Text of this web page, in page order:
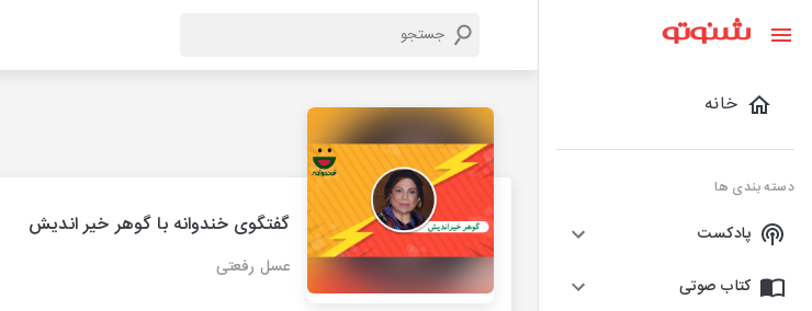
خانه
دسته بندی ها
پادکست
کتاب صوتی
گفتگوی خندوانه با گوهر خیر اندیش
عسل رفعتی